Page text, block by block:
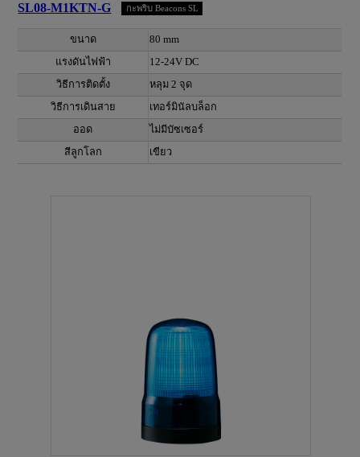
SL08-M1KTN-G กะพริบ Beacons SL
ขนาด
80 mm
แรงดันไฟฟ้า
12-24V DC
วิธีการติดตั้ง
หลุม 2 จุด
วิธีการเดินสาย
เทอร์มินัลบล็อก
ออด
ไม่มีบัซเซอร์
สีลูกโลก
เขียว